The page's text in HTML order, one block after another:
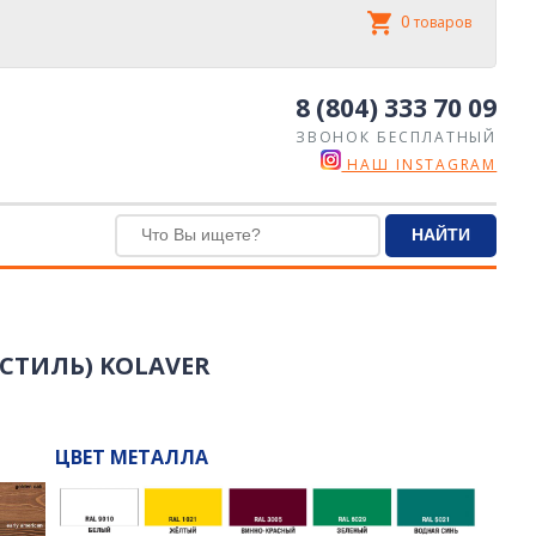
0 товаров
8 (804) 333 70 09
ЗВОНОК БЕСПЛАТНЫЙ
НАШ INSTAGRAM
KOLAVER
ЦВЕТ МЕТАЛЛА